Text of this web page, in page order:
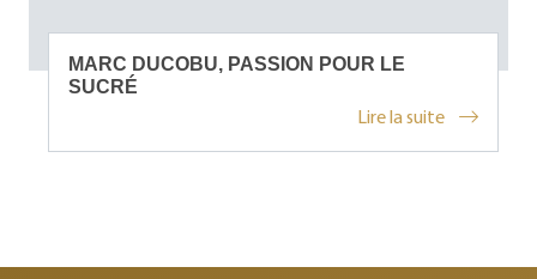
MARC DUCOBU, PASSION POUR LE
SUCRÉ
Lire la suite